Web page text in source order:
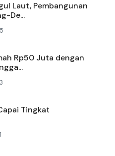
Laut, Pembangunan
De...
Rp50 Juta dengan
Tingkat